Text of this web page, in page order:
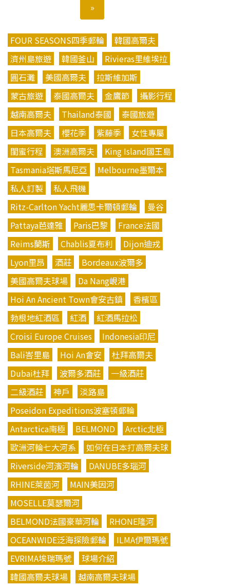
»
FOUR SEASONS四季郵輪
韓國高爾夫
濟州島旅遊
韓國釜山
Rivieras里維埃拉
圓石灘
美國高爾夫
拉斯維加斯
蒙古旅遊
泰國高爾夫 金鷹節
攝影行程
越南高爾夫
Thailand泰國
泰國旅遊
日本高爾夫
櫻花季 紫藤季
女性專屬
閨蜜行程
澳洲高爾夫
King Island國王島
Tasmania塔斯馬尼亞
Melbourne墨爾本
私人訂製
私人飛機
Ritz-Carlton Yacht麗思卡爾頓郵輪
曼谷
Pattaya芭達雅
Paris巴黎
France法國
Reims蘭斯
Chablis夏布利
Dijon迪戎
Lyon里昂
酒莊
Bordeaux波爾多
美國高爾夫球場
Da Nang峴港
Hoi An Ancient Town會安古鎮
香檳區
勃根地紅酒區
紅酒
紅酒馬拉松
Croisi Europe Cruises
Indonesia印尼
Bali峇里島
Hoi An會安
杜拜高爾夫
Dubai杜拜
波爾多酒莊
一級酒莊
二級酒莊
神戶
淡路島
Poseidon Expeditions波塞頓郵輪
Antarctica南極
BELMOND
Arctic北極
歐洲河輪七大河系
如何在日本打高爾夫球
Riverside河濱河輪
DANUBE多瑙河
RHINE萊茵河
MAIN美因河
MOSELLE莫瑟爾河
BELMOND法國豪華河輪
RHONE隆河
OCEANWIDE泛海探險郵輪
ILMA伊爾瑪號
EVRIMA埃瑞瑪號
球場介紹
韓國高爾夫球場
越南高爾夫球場